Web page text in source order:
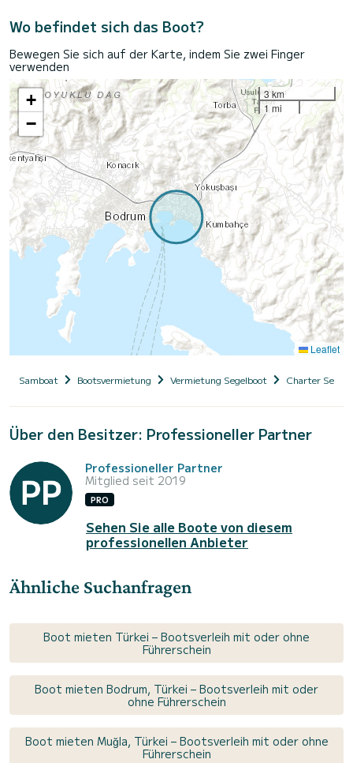
Wo befindet sich das Boot?
Bewegen Sie sich auf der Karte, indem Sie zwei Finger
verwenden
+
−
3 km
1 mi
Leaflet
Samboat Bootsvermietung Vermietung Segelboot Charter
Über den Besitzer: Professioneller Partner
Professioneller Partner
Mitglied seit 2019
PRO
Sehen Sie alle Boote von diesem
professionellen Anbieter
Ähnliche Suchanfragen
Boot mieten Türkei – Bootsverleih mit oder ohne
Führerschein
Boot mieten Bodrum, Türkei – Bootsverleih mit oder
ohne Führerschein
Boot mieten Muğla, Türkei – Bootsverleih mit oder ohne
Führerschein